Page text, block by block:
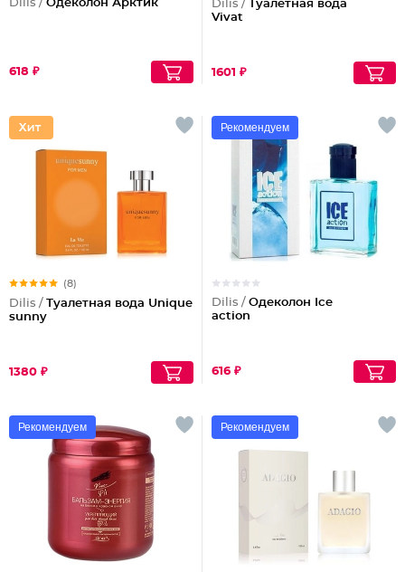
Dilis / Одеколон Арктик
618 ₽
Dilis /
Туалетная вода
Vivat
1601 ₽
(8)
Dilis / Туалетная вода Unique
sunny
1380 ₽
Рекомендуем
Dilis / Одеколон Ice
action
616 ₽
Рекомендуем Рекомендуем